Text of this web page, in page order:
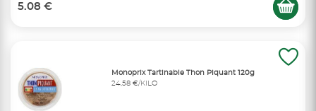
5.08 €
Monoprix Tartinable Thon Piquant 120g
24,58 €/KILO